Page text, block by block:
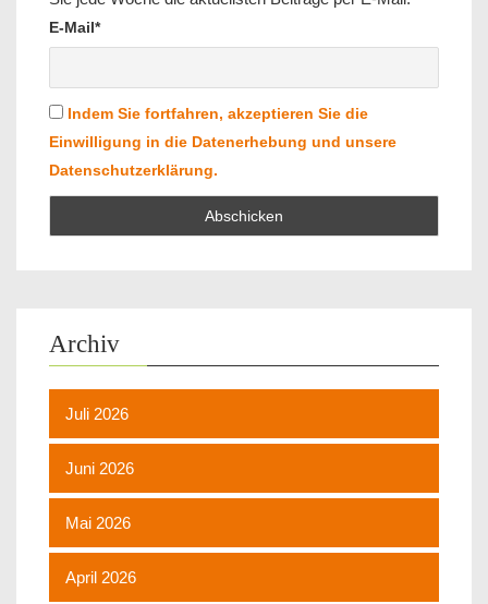
E-Mail*
Indem Sie fortfahren, akzeptieren Sie die
Einwilligung in die Datenerhebung und unsere
Datenschutzerklärung.
Archiv
Juli 2026
Juni 2026
Mai 2026
April 2026